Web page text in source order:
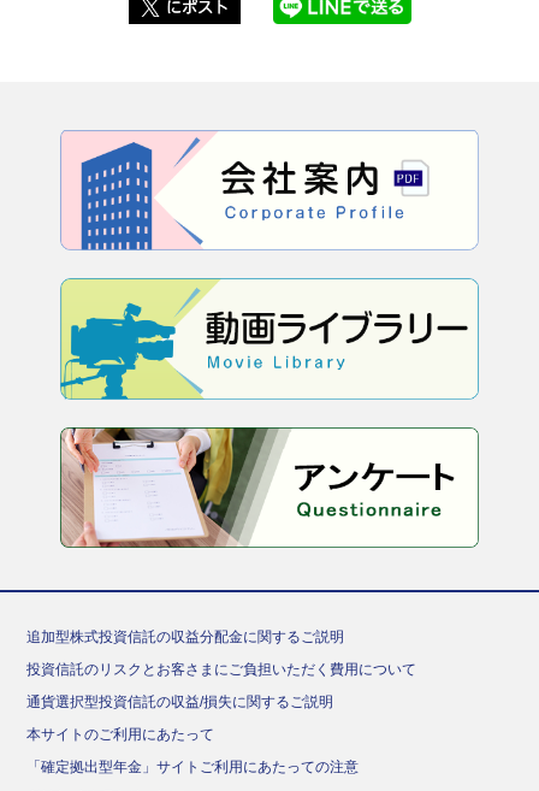
追加型株式投資信託の収益分配金に関するご説明
投資信託のリスクとお客さまにご負担いただく費用について
通貨選択型投資信託の収益/損失に関するご説明
本サイトのご利用にあたって
「確定拠出型年金」サイトご利用にあたっての注意